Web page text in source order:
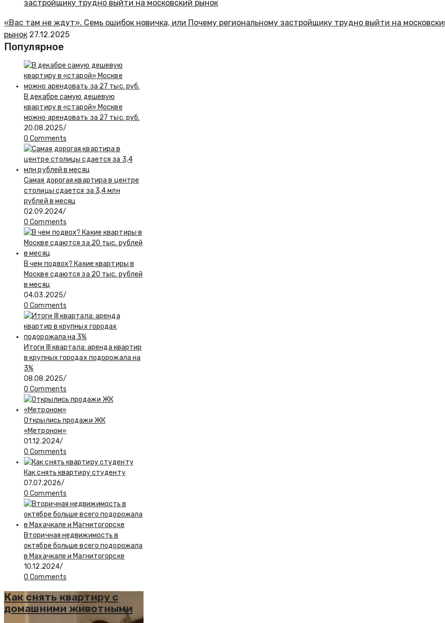
«Вас там не ждут». Семь ошибок новичка, или Почему региональному застройщику трудно выйти на
рынок 27.12.2025
Популярное
В декабре самую дешевую
квартиру в «старой» Москве
можно арендовать за 27 тыс. руб.
20.08.2025/
0 Comments
Самая дорогая квартира в центре
столицы сдается за 3,4 млн
рублей в месяц
02.09.2024/
0 Comments
В чем подвох? Какие квартиры в
Москве сдаются за 20 тыс. рублей
в месяц
04.03.2025/
0 Comments
Итоги III квартала: аренда квартир
в крупных городах подорожала на
3%
08.08.2025/
0 Comments
Открылись продажи ЖК
«Метроном»
01.12.2024/
0 Comments
Как снять квартиру студенту
07.07.2026/
0 Comments
Вторичная недвижимость в
октябре больше всего подорожала
в Махачкале и Магнитогорске
10.12.2024/
0 Comments
Как снять квартиру с
домашними животными